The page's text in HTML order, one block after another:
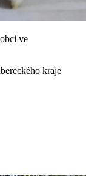
ve
kraje